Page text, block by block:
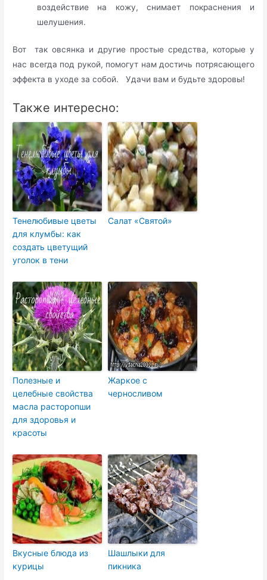
воздействие на кожу, снимает покраснения и
шелушения.
Вот так овсянка и другие простые средства, которые у
нас всегда под рукой, помогут нам достичь потрясающего
эффекта в уходе за собой. Удачи вам и будьте здоровы!
Также интересно:
Тенелюбивые цветы
для клумбы: как
создать цветущий
уголок в тени
Салат «Святой»
Полезные и
целебные свойства
масла расторопши
для здоровья и
красоты
Жаркое с
черносливом
Вкусные блюда из
курицы
Шашлыки для
пикника